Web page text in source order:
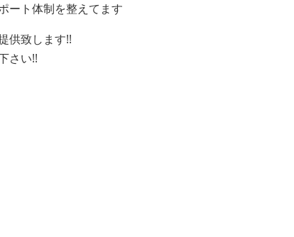
ート体制を整えてます
供致します!!
さい!!